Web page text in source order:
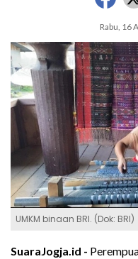
Rabu, 16
UMKM binaan BRI. (Dok: BRI)
SuaraJogja.id -